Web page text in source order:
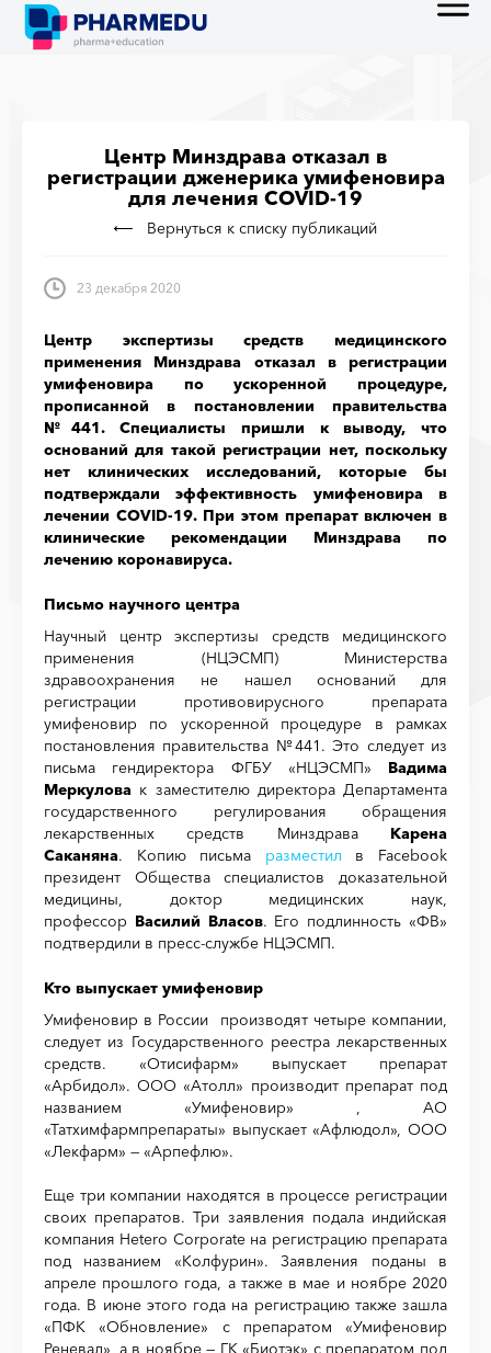
Центр Минздрава отказал в
регистрации дженерика умифеновира
для лечения COVID-19
Вернуться к списку публикаций
23 декабря 2020
Центр экспертизы средств медицинского
применения Минздрава отказал в регистрации
умифеновира по ускоренной процедуре,
прописанной в постановлении правительства
№441. Специалисты пришли к выводу, что
оснований для такой регистрации нет, поскольку
нет клинических исследований, которые бы
подтверждали эффективность умифеновира в
лечении COVID-19. При этом препарат включен в
клинические рекомендации Минздрава по
лечению коронавируса.
Письмо научного центра
Научный центр экспертизы средств медицинского
применения (НЦЭСМП) Министерства
здравоохранения не нашел оснований для
регистрации противовирусного препарата
умифеновир по ускоренной процедуре в рамках
постановления правительства №441. Это следует из
письма гендиректора ФГБУ «НЦЭСМП» Вадима
Меркулова к заместителю директора Департамента
государственного регулирования обращения
лекарственных средств Минздрава Карена
Саканяна. Копию письма разместил в Facebook
президент Общества специалистов доказательной
медицины, доктор медицинских наук,
профессор Василий Власов. Его подлинность «ФВ»
подтвердили в пресс-службе НЦЭСМП.
Кто выпускает умифеновир
Умифеновир в России производят четыре компании,
следует из Государственного реестра лекарственных
средств. «Отисифарм» выпускает препарат
«Арбидол». ООО «Атолл» производит препарат под
названием «Умифеновир» , АО
«Татхимфармпрепараты» выпускает «Афлюдол», ООО
«Лекфарм» — «Арпефлю».
Еще три компании находятся в процессе регистрации
своих препаратов. Три заявления подала индийская
компания Hetero Corporate на регистрацию препарата
под названием «Колфурин». Заявления поданы в
апреле прошлого года, а также в мае и ноябре 2020
года. В июне этого года на регистрацию также зашла
«ПФК «Обновление» с препаратом «Умифеновир
Реневал», а в ноябре — ГК «Биотэк» с препаратом под